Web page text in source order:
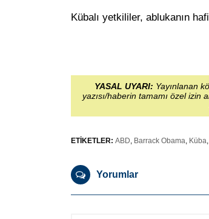
Kübalı yetkililer, ablukanın
YASAL UYARI: Yayınlanan
yazısı/haberin tamamı özel izin
ETİKETLER: ABD, Barrack Obama, Küba,
Yorumlar